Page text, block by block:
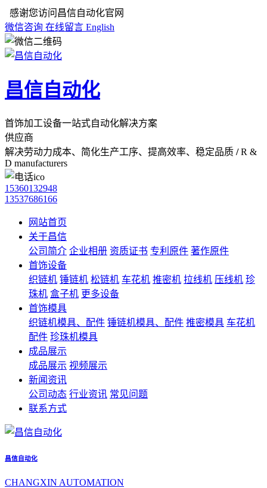
感谢您访问昌信自动化官网
微信咨询 在线留言 English
昌信自动化
首饰加工设备一站式自动化解决方案
供应商
解决劳动力成本、简化生产工序、提高效率、稳定品质 / R &
D manufacturers
15360132948
13537686166
网站首页
关于昌信
公司简介 企业相册 资质证书 专利原件 著作原件
首饰设备
织链机 锤链机 松链机 车花机 推密机 拉线机 压线机 珍
珠机 盒子机 更多设备
首饰模具
织链机模具、配件 锤链机模具、配件 推密模具 车花机
配件 珍珠机模具
成品展示
成品展示 视频展示
新闻资讯
公司动态 行业资讯 常见问题
联系方式
昌信自动化
CHANGXIN AUTOMATION